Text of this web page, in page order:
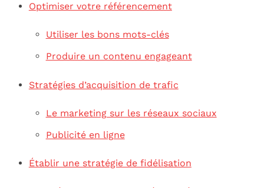
Optimiser votre référencement
Utiliser les bons mots-clés
Produire un contenu engageant
Stratégies d’acquisition de trafic
Le marketing sur les réseaux sociaux
Publicité en ligne
Établir une stratégie de fidélisation